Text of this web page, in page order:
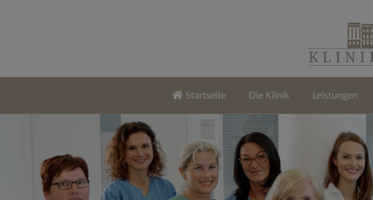
Startseite Die Klinik Leistungen